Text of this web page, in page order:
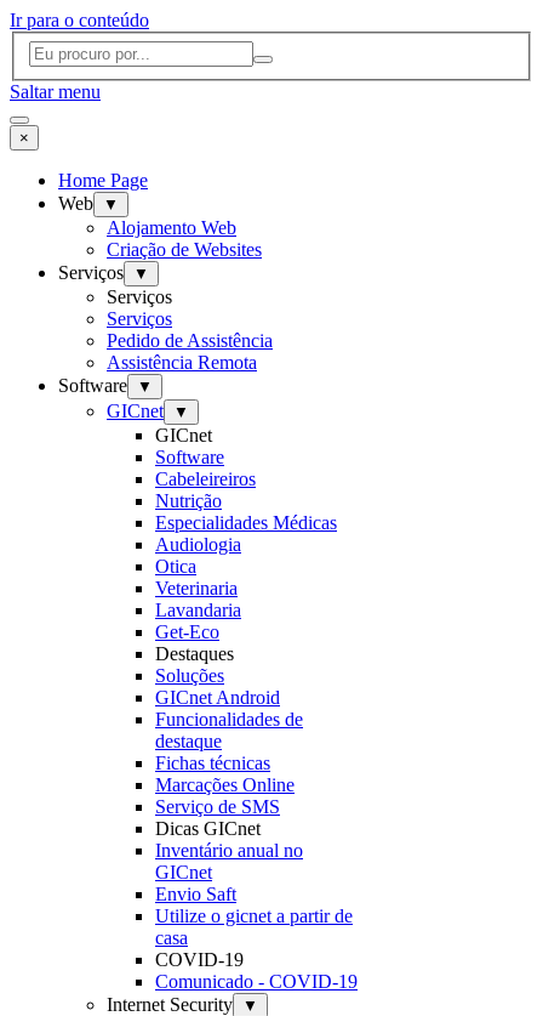
Ir para o conteúdo
Saltar menu
×
Home Page
Web
▼
Alojamento Web
Criação de Websites
Serviços
▼
Serviços
Serviços
Pedido de Assistência
Assistência Remota
Software
▼
GICnet ▼
GICnet
Software
Cabeleireiros
Nutrição
Especialidades Médicas
Audiologia
Otica
Veterinaria
Lavandaria
Get-Eco
Destaques
Soluções
GICnet Android
Funcionalidades de
destaque
Fichas técnicas
Marcações Online
Serviço de SMS
Dicas GICnet
Inventário anual no
GICnet
Envio Saft
Utilize o gicnet a partir de
casa
COVID-19
Comunicado - COVID-19
Internet Security
▼